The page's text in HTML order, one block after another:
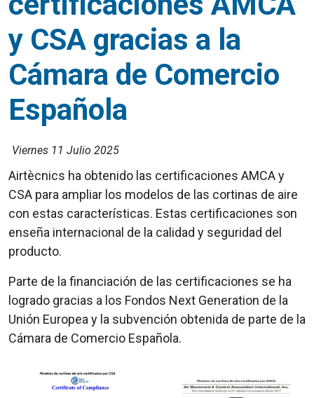
y CSA gracias a la
Cámara de Comercio
Española
Viernes 11 Julio 2025
Airtècnics ha obtenido las certificaciones AMCA y
CSA para ampliar los modelos de las cortinas de aire
con estas características. Estas certificaciones son
enseña internacional de la calidad y seguridad del
producto.
Parte de la financiación de las certificaciones se ha
logrado gracias a los Fondos Next Generation de la
Unión Europea y la subvención obtenida de parte de la
Cámara de Comercio Española.